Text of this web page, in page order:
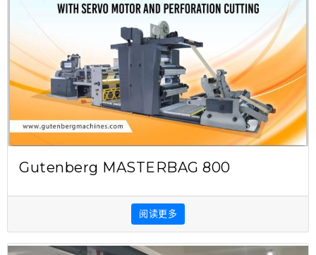
Gutenberg MASTERBAG 800
阅读更多